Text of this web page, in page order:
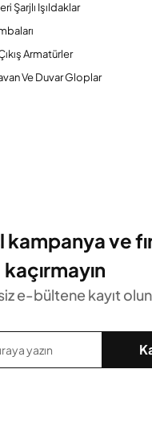
Şarjlı Işıldaklar
Armatürler
Ve Duvar Gloplar
kampanya ve
kaçırmayın
e-bültene kayıt olun